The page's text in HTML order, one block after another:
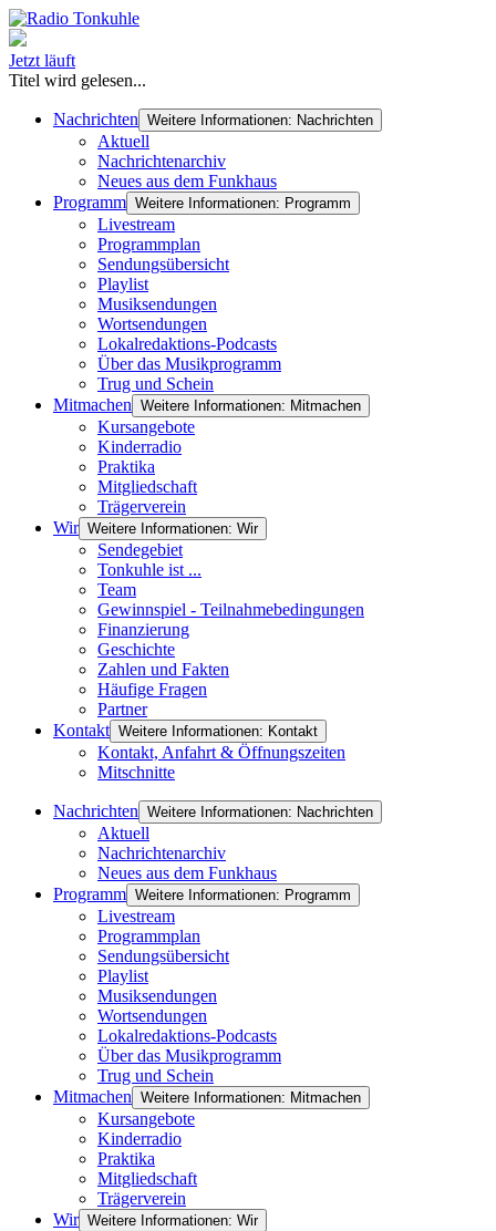
Jetzt läuft
Titel wird gelesen...
Nachrichten Weitere Informationen: Nachrichten
Aktuell
Nachrichtenarchiv
Neues aus dem Funkhaus
Programm Weitere Informationen: Programm
Livestream
Programmplan
Sendungsübersicht
Playlist
Musiksendungen
Wortsendungen
Lokalredaktions-Podcasts
Über das Musikprogramm
Trug und Schein
Mitmachen Weitere Informationen: Mitmachen
Kursangebote
Kinderradio
Praktika
Mitgliedschaft
Trägerverein
Wir Weitere Informationen: Wir
Sendegebiet
Tonkuhle ist ...
Team
Gewinnspiel - Teilnahmebedingungen
Finanzierung
Geschichte
Zahlen und Fakten
Häufige Fragen
Partner
Kontakt Weitere Informationen: Kontakt
Kontakt, Anfahrt & Öffnungszeiten
Mitschnitte
Nachrichten Weitere Informationen: Nachrichten
Aktuell
Nachrichtenarchiv
Neues aus dem Funkhaus
Programm Weitere Informationen: Programm
Livestream
Programmplan
Sendungsübersicht
Playlist
Musiksendungen
Wortsendungen
Lokalredaktions-Podcasts
Über das Musikprogramm
Trug und Schein
Mitmachen Weitere Informationen: Mitmachen
Kursangebote
Kinderradio
Praktika
Mitgliedschaft
Trägerverein
Wir Weitere Informationen: Wir